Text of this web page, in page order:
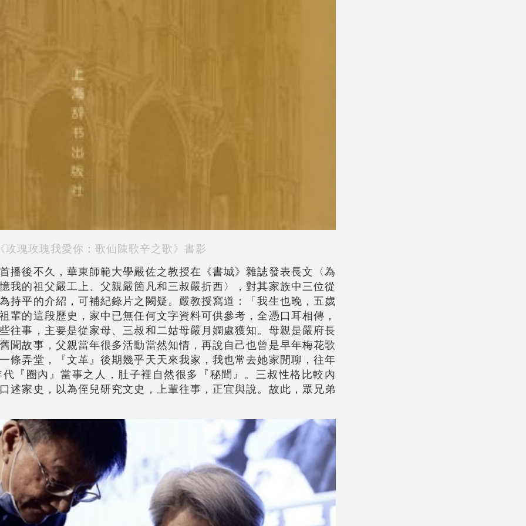
玫瑰玫瑰我愛你：歌仙陳歌辛之歌》書影
播後不久，華東師範大學嚴佐之教授在《書城》雜誌發表長文〈為
我的祖父嚴工上、父親嚴箇凡和三叔嚴折西〉，對其家族中三位從
持平的介紹，可補紀錄片之闕疑。嚴教授寫道：「我生也晚，五歲
輩的這段歷史，家中已無任何文字資料可供參考，全憑口耳相傳，
往事，主要是從家母、三叔和二姑母嚴月嫻處獲知。母親是嚴府長
聞故事，父親當年很多活動當然知情，再說自己也曾是早年梅花歌
條弄堂，『文革』後期幾乎天天來我家，我也常去她家閒聊，往年
『圈內』當事之人，肚子裡自然很多『秘聞』。三叔性格比較內
述家史，以為侄兒研究文史，上輩往事，正宜與說。故此，眾兄弟